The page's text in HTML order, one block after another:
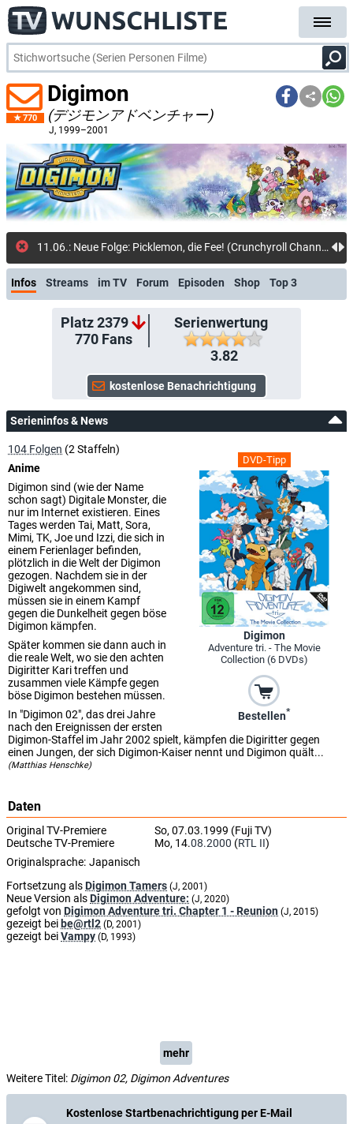
770
Digimon
(デジモンアドベンチャー)
J, 1999–2001
11.06.: Neue Folge: Picklemon, die Fee! (Crunchyroll Channel)
Infos Streams im TV Forum Episoden Shop Top 3
Platz 2379
770Fans
Serienwertung
3.82
Serieninfos & News
DVD-Tipp
Digimon
Adventure tri. - The Movie
Collection (6 DVDs)
Bestellen*
104 Folgen (2 Staffeln)
Anime
Digimon sind (wie der Name
schon sagt) Digitale Monster, die
nur im Internet existieren. Eines
Tages werden Tai, Matt, Sora,
Mimi, TK, Joe und Izzi, die sich in
einem Ferienlager befinden,
plötzlich in die Welt der Digimon
gezogen. Nachdem sie in der
Digiwelt angekommen sind,
müssen sie in einem Kampf
gegen die Dunkelheit gegen böse
Digimon kämpfen.
Später kommen sie dann auch in
die reale Welt, wo sie den achten
Digiritter Kari treffen und
zusammen viele Kämpfe gegen
böse Digimon bestehen müssen.
In "Digimon 02", das drei Jahre
nach den Ereignissen der ersten
Digimon-Staffel im Jahr 2002 spielt, kämpfen die Digiritter gegen
einen Jungen, der sich Digimon-Kaiser nennt und Digimon quält...
(Matthias Henschke)
Daten
Original TV-Premiere
So, 07.03.1999 (Fuji TV)
Deutsche TV-Premiere
Mo, 14.08.2000 (RTL II)
Originalsprache: Japanisch
Fortsetzung alsDigimon Tamers (J, 2001)
Neue Version alsDigimon Adventure: (J, 2020)
gefolgt von Digimon Adventure tri. Chapter 1 - Reunion (J, 2015)
gezeigt beibe@rtl2 (D, 2001)
gezeigt beiVampy (D, 1993)
mehr
Weitere Titel: Digimon 02, Digimon Adventures
Kostenlose Startbenachrichtigung per E-Mail